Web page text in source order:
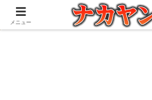
アウトドアとガジェット好きな管理
メニュー